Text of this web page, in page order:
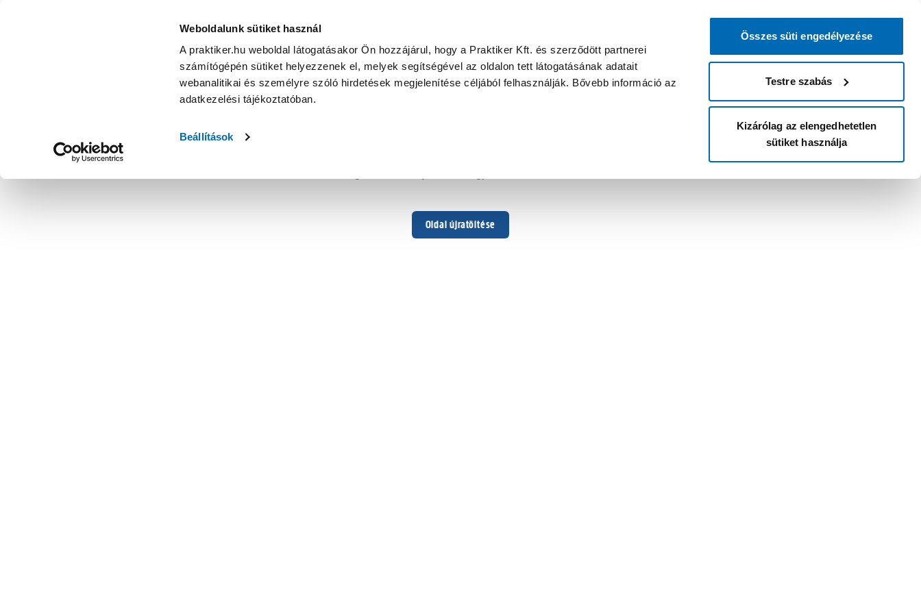
Weboldalunk sütiket használ
A praktiker.hu weboldal látogatásakor Ön hozzájárul, hogy a Praktiker Kft. és szerződött partnerei
számítógépén sütiket helyezzenek el, melyek segítségével az oldalon tett látogatásának adatait
webanalitikai és személyre szóló hirdetések megjelenítése céljából felhasználják. Bővebb információ az
adatkezelési tájékoztatóban.
Beállítások
Összes süti engedélyezése
Testre szabás
Kizárólag az elengedhetetlen
sütiket használja
Oldal újratöltése